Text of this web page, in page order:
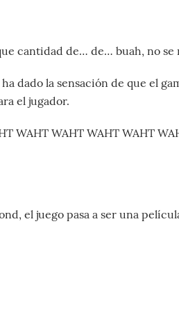
cantidad de… de… buah, no se
dado la sensación de que el
el jugador.
WAHT WAHT WAHT WAHT
el juego pasa a ser una